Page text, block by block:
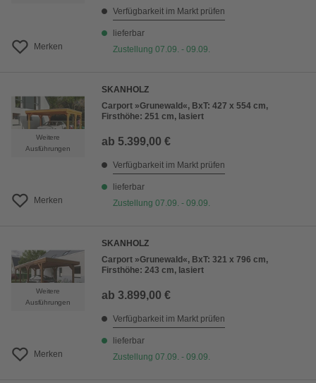
Merken
Verfügbarkeit im Markt prüfen
lieferbar
Zustellung 07.09. - 09.09.
Weitere
Ausführungen
Merken
SKANHOLZ
Carport »Grunewald«, BxT: 427 x 554 cm,
Firsthöhe: 251 cm, lasiert
ab 5.399,00 €
Verfügbarkeit im Markt prüfen
lieferbar
Zustellung 07.09. - 09.09.
Weitere
Ausführungen
Merken
SKANHOLZ
Carport »Grunewald«, BxT: 321 x 796 cm,
Firsthöhe: 243 cm, lasiert
ab 3.899,00 €
Verfügbarkeit im Markt prüfen
lieferbar
Zustellung 07.09. - 09.09.